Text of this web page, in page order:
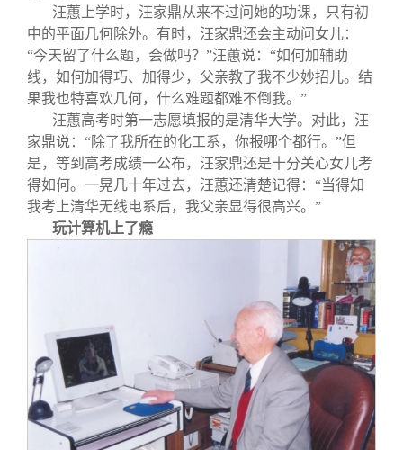
汪蕙上学时，汪家鼎从来不过问她的功课，只有初
中的平面几何除外。有时，汪家鼎还会主动问女儿：
“今天留了什么题，会做吗？”汪蕙说：“如何加辅助
线，如何加得巧、加得少，父亲教了我不少妙招儿。结
果我也特喜欢几何，什么难题都难不倒我。”
汪蕙高考时第一志愿填报的是清华大学。对此，汪
家鼎说：“除了我所在的化工系，你报哪个都行。”但
是，等到高考成绩一公布，汪家鼎还是十分关心女儿考
得如何。一晃几十年过去，汪蕙还清楚记得：“当得知
我考上清华无线电系后，我父亲显得很高兴。”
玩计算机上了瘾